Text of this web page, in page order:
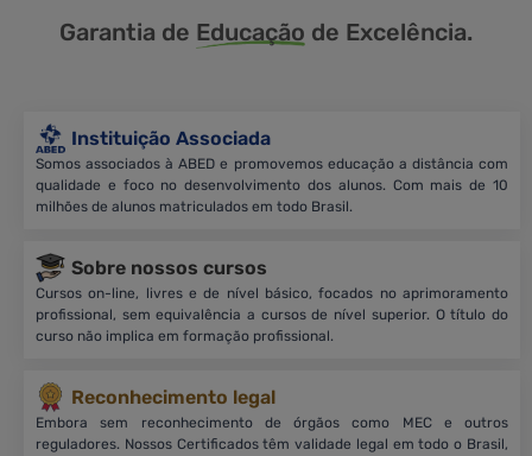
Garantia de Educação de Excelência.
Instituição Associada
Somos associados à ABED e promovemos educação a distância com
qualidade e foco no desenvolvimento dos alunos. Com mais de 10
milhões de alunos matriculados em todo Brasil.
Sobre nossos cursos
Cursos on-line, livres e de nível básico, focados no aprimoramento
profissional, sem equivalência a cursos de nível superior. O título do
curso não implica em formação profissional.
Reconhecimento legal
Embora sem reconhecimento de órgãos como MEC e outros
reguladores. Nossos Certificados têm validade legal em todo o Brasil,